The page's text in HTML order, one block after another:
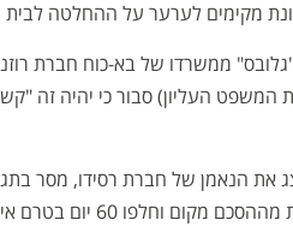
ממשרדו של בא-כוח חברת
המשפט העליון) סבור כי יהיה זה
את הנאמן של חברת רסידו, מסר
מהצדדים להסכם